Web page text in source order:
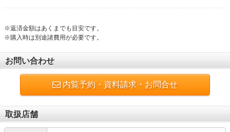
※返済金額はあくまでも目安です。
※購入時は別途諸費用が必要です。
お問い合わせ
内覧予約・資料請求・お問合せ
取扱店舗